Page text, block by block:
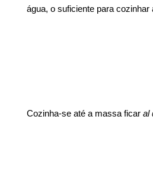
água, o suficiente para cozinhar
Cozinha-se até a massa ficaral